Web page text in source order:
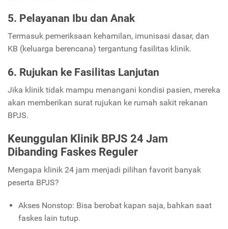
5. Pelayanan Ibu dan Anak
Termasuk pemeriksaan kehamilan, imunisasi dasar, dan
KB (keluarga berencana) tergantung fasilitas klinik.
6. Rujukan ke Fasilitas Lanjutan
Jika klinik tidak mampu menangani kondisi pasien, mereka
akan memberikan surat rujukan ke rumah sakit rekanan
BPJS.
Keunggulan Klinik BPJS 24 Jam
Dibanding Faskes Reguler
Mengapa klinik 24 jam menjadi pilihan favorit banyak
peserta BPJS?
Akses Nonstop: Bisa berobat kapan saja, bahkan saat
faskes lain tutup.